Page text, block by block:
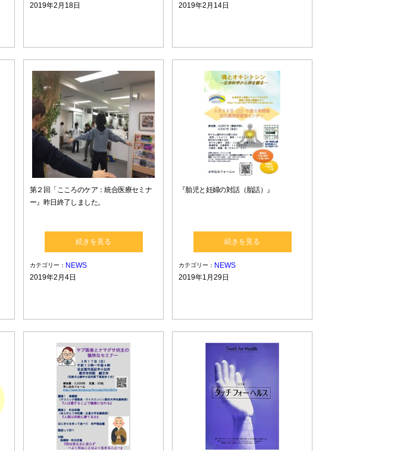
2019年2月18日
2019年2月14日
第２回「こころのケア：統合医療セミナ
ー』昨日終了しました。
続きを見る
カテゴリー： NEWS
2019年2月4日
『胎児と妊婦の対話（胎話）』
続きを見る
カテゴリー： NEWS
2019年1月29日